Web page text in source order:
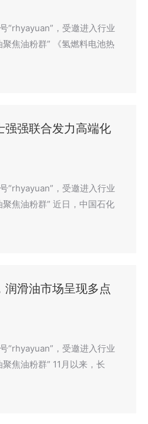
“rhyayuan”，受邀进入行业
焦油粉群” 《氢燃料电池热
强强联合发力高端化
“rhyayuan”，受邀进入行业
焦油粉群” 近日，中国石化
润滑油市场呈现多点
“rhyayuan”，受邀进入行业
焦油粉群” 11月以来，长